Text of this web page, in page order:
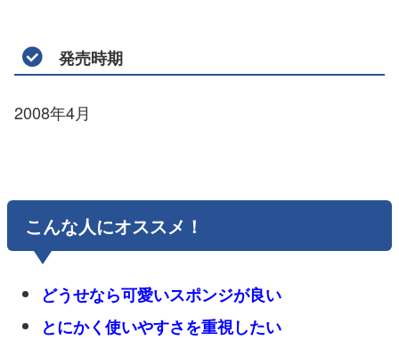
発売時期
2008年4月
こんな人にオススメ！
どうせなら可愛いスポンジが良い
とにかく使いやすさを重視したい